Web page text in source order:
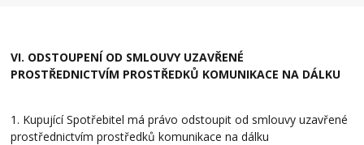
VI. ODSTOUPENÍ OD SMLOUVY UZAVŘENÉ
PROSTŘEDNICTVÍM PROSTŘEDKŮ KOMUNIKACE NA DÁLKU
1. Kupující Spotřebitel má právo odstoupit od smlouvy uzavřené
prostřednictvím prostředků komunikace na dálku